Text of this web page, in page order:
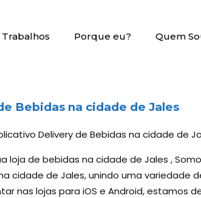
Porque eu? Quem
Bebidas na cidade de Jales
Delivery de Bebidas na cidade de
loja de bebidas na cidade de Jales ,
cidade de Jales, unindo uma
nas lojas para iOS e Android,